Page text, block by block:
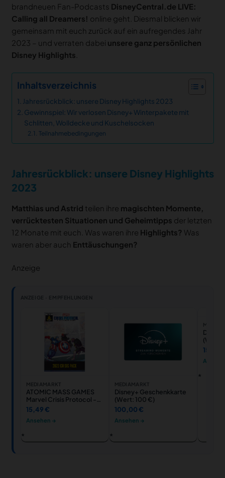
brandneuen Fan-Podcasts DisneyCentral.de LIVE:
Calling all Dreamers! online geht. Diesmal blicken wir
gemeinsam mit euch zurück auf ein aufregendes Jahr
2023 – und verraten dabei unsere ganz persönlichen
Disney Highlights
Inhaltsverzeichnis
Jahresrückblick: unsere Disney Highlights 2023
Gewinnspiel: Wir verlosen Disney+ Winterpakete mit
Schlitten, Wolldecke und Kuschelsocken
Teilnahmebedingungen
Jahresrückblick: unsere Disney Highlights
2023
Matthias und Astrid teilen ihre magischten Momente,
verrücktesten Situationen und Geheimtipps der letzten
12 Monate mit euch. Was waren ihre Highlights? Was
waren aber auch Enttäuschungen?
Anzeige
ANZEIGE · EMPFEHLUNGEN
MEDIAMARKT
ATOMIC MASS GAMES
Marvel Crisis Protocol -
2023 Pack (Krisen-
Kartenpack 2023)
Kartenspiel
15,49 €
Ansehen →
MEDIAMARKT
Disney+ Geschenkkarte
(Wert: 100 €)
100,00 €
Ansehen →
(Wert: